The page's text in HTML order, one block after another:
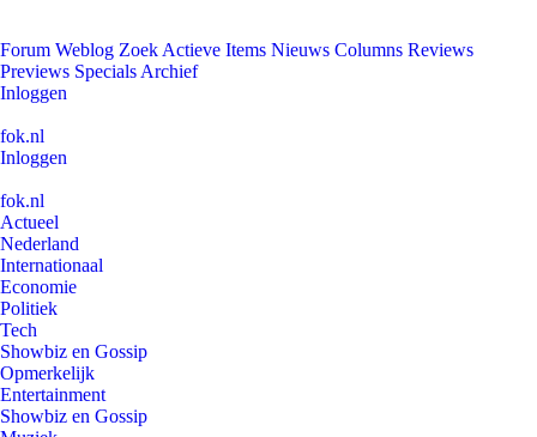
Forum Weblog Zoek Actieve Items Nieuws Columns Reviews
Previews Specials Archief
Inloggen
fok.nl
Inloggen
fok.nl
Actueel
Nederland
Internationaal
Economie
Politiek
Tech
Showbiz en Gossip
Opmerkelijk
Entertainment
Showbiz en Gossip